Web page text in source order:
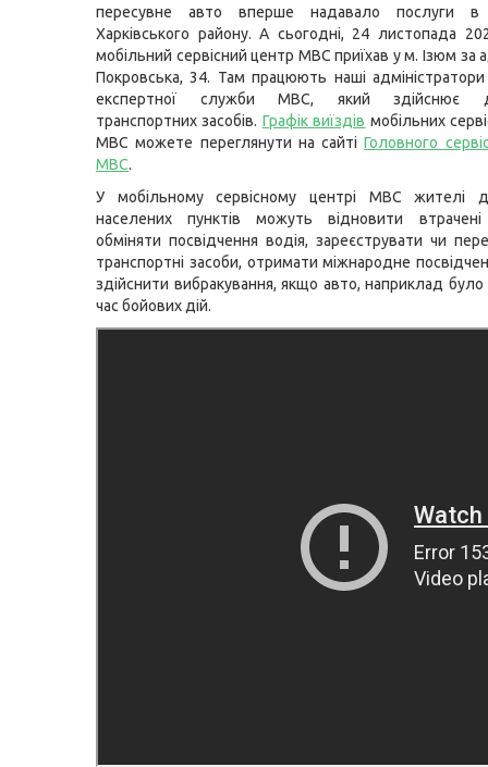
пересувне авто вперше надавало послуги в
Харківського району. А сьогодні, 24 листопада
мобільний сервісний центр МВС приїхав у м. Ізюм за
Покровська, 34. Там працюють наші
експертної служби МВС, який здійснює
транспортних засобів. Графік виїздів мобільних
МВС можете переглянути на сайтіГоловного
МВС.
У мобільному сервісному центрі МВС жителі
населених пунктів можуть відновити
обміняти посвідчення водія, зареєструвати чи
транспортні засоби, отримати міжнародне
здійснити вибракування, якщо авто, наприклад
час бойових дій.